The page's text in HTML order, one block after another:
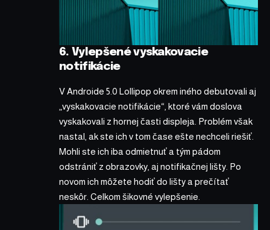
6. Vylepšené vyskakovacie
notifikácie
V Androide 5.0 Lollipop okrem iného debutovali aj
„vyskakovacie notifikácie“, ktoré vám doslova
vyskakovali z hornej časti displeja. Problém však
nastal, ak ste ich v tom čase ešte nechceli riešiť.
Mohli ste ich iba odmietnuť a tým pádom
odstrániť z obrazovky, aj notifikačnej lišty. Po
novom ich môžete hodiť do lišty a prečítať
neskôr. Celkom šikovné vylepšenie.